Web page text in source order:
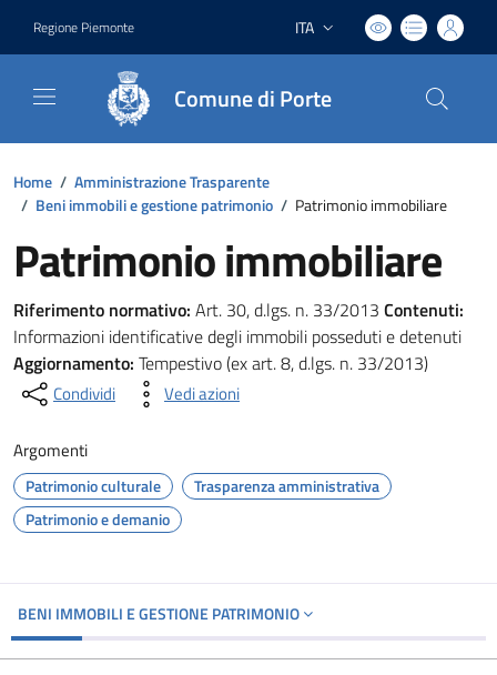
Regione Piemonte Lingua attiva:
ITA
Comune di Porte
Home / Amministrazione Trasparente
/ Beni immobili e gestione patrimonio / Patrimonio immobiliare
Patrimonio immobiliare
Riferimento normativo: Art. 30, d.lgs. n. 33/2013 Contenuti:
Informazioni identificative degli immobili posseduti e detenuti
Aggiornamento: Tempestivo (ex art. 8, d.lgs. n. 33/2013)
Condividi Vedi azioni
Argomenti
Patrimonio culturale
Trasparenza amministrativa
Patrimonio e demanio
BENI IMMOBILI E GESTIONE PATRIMONIO